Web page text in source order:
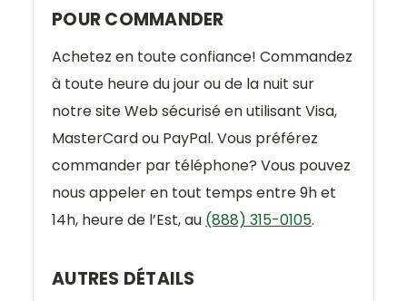
POUR COMMANDER
Achetez en toute confiance! Commandez
à toute heure du jour ou de la nuit sur
notre site Web sécurisé en utilisant Visa,
MasterCard ou PayPal. Vous préférez
commander par téléphone? Vous pouvez
nous appeler en tout temps entre 9h et
14h, heure de l’Est, au (888) 315-0105.
AUTRES DÉTAILS